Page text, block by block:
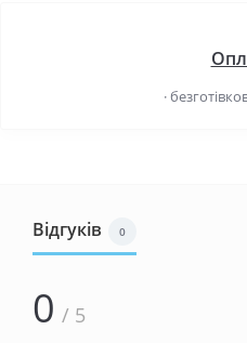
·
Відгуків 0
0 / 5